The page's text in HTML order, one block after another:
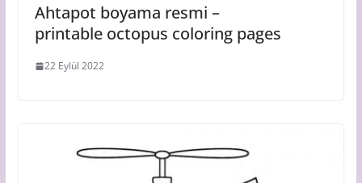
Ahtapot boyama resmi –
printable octopus coloring pages
22 Eylül 2022